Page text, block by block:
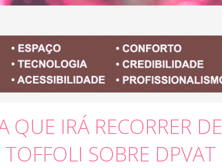
QUE IRÁ RECORRER DE
SOBRE DPVAT